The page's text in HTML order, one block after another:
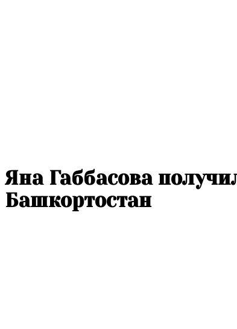
Яна Габбасова
Башкортостан